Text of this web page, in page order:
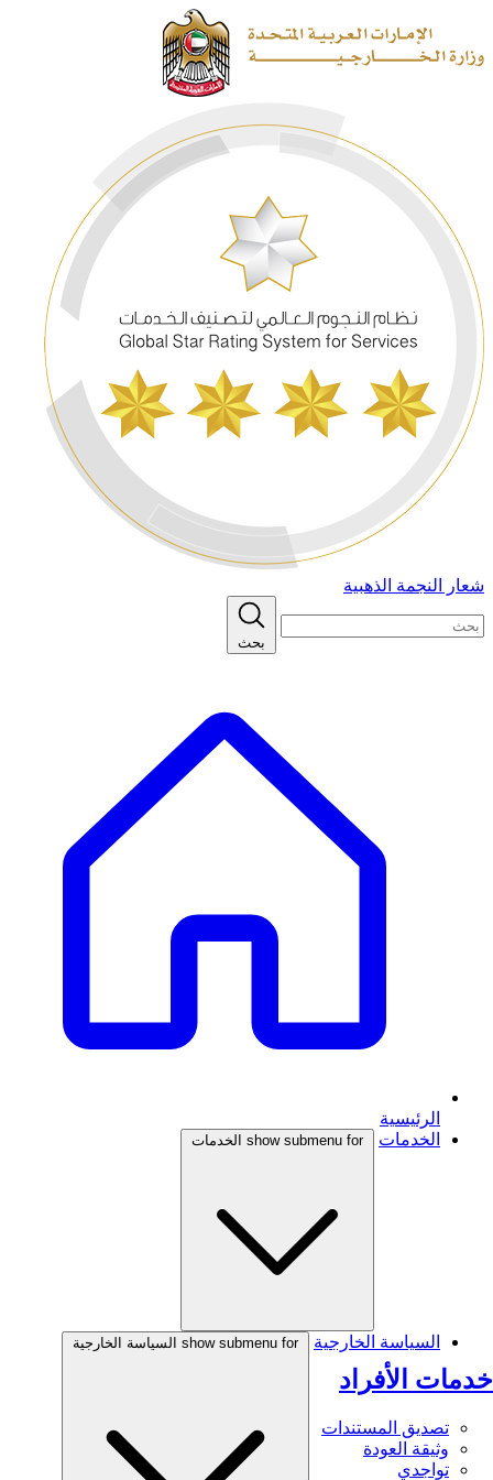
شعار النجمة الذهبية
بحث
الرئيسية
الخدمات
show submenu for الخدمات
خدمات الأفراد
تصديق المستندات
وثيقة العودة
تواجدي
السياسة الخارجية show submenu for السياسة الخارجية